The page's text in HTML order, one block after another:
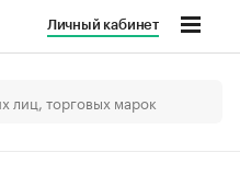
Личный кабинет